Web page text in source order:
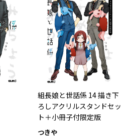
組長娘と世話係 14 描き下
ろしアクリルスタンドセッ
ト＋小冊子付限定版
つきや